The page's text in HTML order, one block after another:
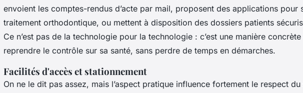
envoient les comptes-rendus d’acte par mail, proposent des applications pour
traitement orthodontique, ou mettent à disposition des dossiers patients
Ce n’est pas de la technologie pour la technologie : c’est une manière
reprendre le contrôle sur sa santé, sans perdre de temps en démarches.
Facilités d'accès et stationnement
On ne le dit pas assez, mais l’aspect pratique influence fortement le respect